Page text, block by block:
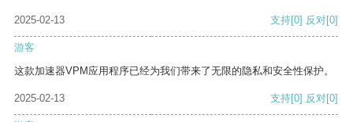
2025-02-13 支持[0] 反对[0]
游客
这款加速器VPM应用程序已经为我们带来了无限的隐私和安全性保护。
2025-02-13 支持[0] 反对[0]